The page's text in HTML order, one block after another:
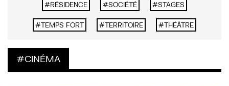
RÉSIDENCE SOCIÉTÉ STAGES
TEMPS FORT TERRITOIRE THÉÂTRE
CINÉMA